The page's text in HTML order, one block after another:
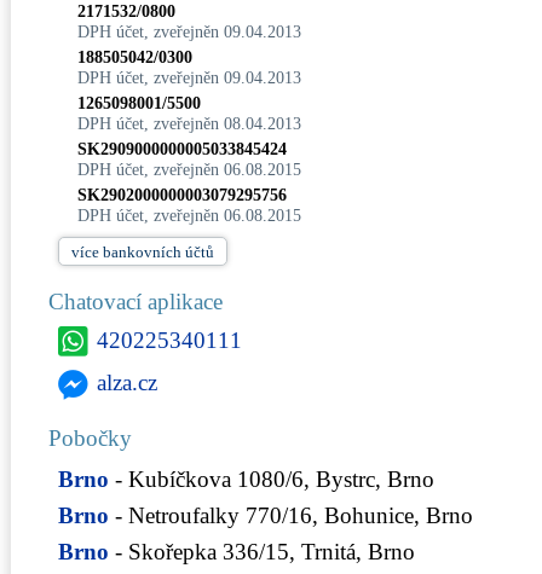
2171532/0800
DPH účet, zveřejněn 09.04.2013
188505042/0300
DPH účet, zveřejněn 09.04.2013
1265098001/5500
DPH účet, zveřejněn 08.04.2013
SK2909000000005033845424
DPH účet, zveřejněn 06.08.2015
SK2902000000003079295756
DPH účet, zveřejněn 06.08.2015
více bankovních účtů
Chatovací aplikace
420225340111
alza.cz
Pobočky
Brno - Kubíčkova 1080/6, Bystrc, Brno
Brno - Netroufalky 770/16, Bohunice, Brno
Brno - Skořepka 336/15, Trnitá, Brno